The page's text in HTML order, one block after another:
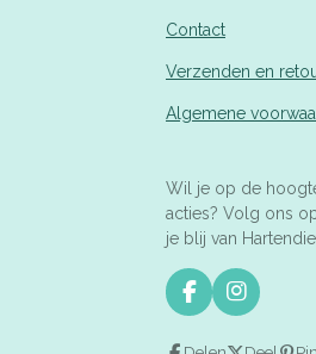
Contact
Verzenden en
Algemene
Wil je op de
acties? Volg ons
je blij van
F
a
c
I
n
s